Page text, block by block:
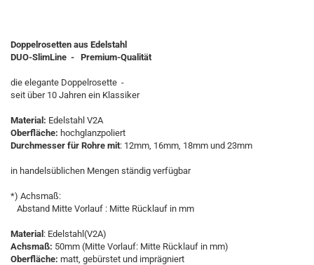
Doppelrosetten aus Edelstahl
DUO-SlimLine - Premium-Qualität
die elegante Doppelrosette -
seit über 10 Jahren ein Klassiker
Material: Edelstahl V2A
Oberfläche: hochglanzpoliert
Durchmesser für Rohre mit: 12mm, 16mm, 18mm und 23mm
in handelsüblichen Mengen ständig verfügbar
*) Achsmaß:
Abstand Mitte Vorlauf : Mitte Rücklauf in mm
Material : Edelstahl(V2A)
Achsmaß: 50mm (Mitte Vorlauf: Mitte Rücklauf in mm)
Oberfläche: matt, gebürstet und imprägniert